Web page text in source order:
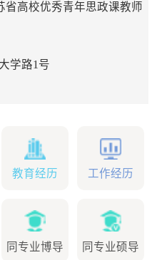
省高校优秀青年思政课教师
学路1号
教育经历 工作经历
同专业博导 同专业硕导